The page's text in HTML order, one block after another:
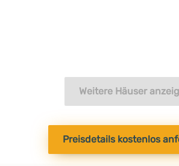
Weitere Häuser
Preisdetails kostenlos